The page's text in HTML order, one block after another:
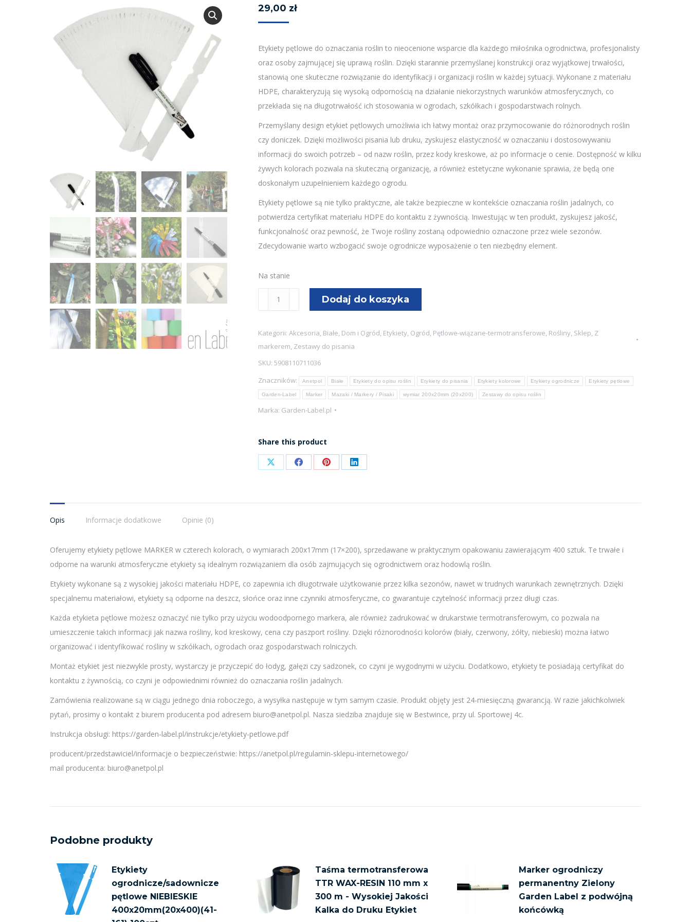
29,00 zł
Etykiety pętlowe do oznaczania roślin to nieocenione wsparcie dla każdego miłośnika ogrodnictwa, profesjonalisty
oraz osoby zajmującej się uprawą roślin. Dzięki starannie przemyślanej konstrukcji oraz wyjątkowej trwałości,
stanowią one skuteczne rozwiązanie do identyfikacji i organizacji roślin w każdej sytuacji. Wykonane z materiału
HDPE, charakteryzują się wysoką odpornością na działanie niekorzystnych warunków atmosferycznych, co
przekłada się na długotrwałość ich stosowania w ogrodach, szkółkach i gospodarstwach rolnych.
Przemyślany design etykiet pętlowych umożliwia ich łatwy montaż oraz przymocowanie do różnorodnych roślin
czy doniczek. Dzięki możliwości pisania lub druku, zyskujesz elastyczność w oznaczaniu i dostosowywaniu
informacji do swoich potrzeb – od nazw roślin, przez kody kreskowe, aż po informacje o cenie. Dostępność w kilku
żywych kolorach pozwala na skuteczną organizację, a również estetyczne wykonanie sprawia, że będą one
doskonałym uzupełnieniem każdego ogrodu.
Etykiety pętlowe są nie tylko praktyczne, ale także bezpieczne w kontekście oznaczania roślin jadalnych, co
potwierdza certyfikat materiału HDPE do kontaktu z żywnością. Inwestując w ten produkt, zyskujesz jakość,
funkcjonalność oraz pewność, że Twoje rośliny zostaną odpowiednio oznaczone przez wiele sezonów.
Zdecydowanie warto wzbogacić swoje ogrodnicze wyposażenie o ten niezbędny element.
Na stanie
Etykiety
Rośliny
MARKER
-
400
Sztuk
w
Kolorach
(200x17mm)
Dodaj do koszyka
Kategorii: Akcesoria, Białe, Dom i Ogród, Etykiety, Ogród, Pętlowe-wiązane-termotransferowe, Rośliny, Sklep, Z
markerem, Zestawy do pisania
SKU: 5908110711036
Znaczników:
Anetpol Białe Etykiety do opisu roślin Etykiety do pisania Etykiety kolorowe Etykiety ogrodnicze Etykiety pętlowe
Garden-Label Marker Mazaki / Markery / Pisaki wymiar 200x20mm (20x200) Zestawy do opisu roślin
Marka: Garden-Label.pl
Share this product
Share
X
Share
Facebook
Share
Pinterest
Share
LinkedIn
Opis Informacje dodatkowe Opinie (0)
Oferujemy etykiety pętlowe MARKER w czterech kolorach, o wymiarach 200x17mm (17×200), sprzedawane w praktycznym opakowaniu zawierającym 400 sztuk. Te trwałe i
odporne na warunki atmosferyczne etykiety są idealnym rozwiązaniem dla osób zajmujących się ogrodnictwem oraz hodowlą roślin.
Etykiety wykonane są z wysokiej jakości materiału HDPE, co zapewnia ich długotrwałe użytkowanie przez kilka sezonów, nawet w trudnych warunkach zewnętrznych. Dzięki
specjalnemu materiałowi, etykiety są odporne na deszcz, słońce oraz inne czynniki atmosferyczne, co gwarantuje czytelność informacji przez długi czas.
Każda etykieta pętlowe możesz oznaczyć nie tylko przy użyciu wodoodpornego markera, ale również zadrukować w drukarstwie termotransferowym, co pozwala na
umieszczenie takich informacji jak nazwa rośliny, kod kreskowy, cena czy paszport rośliny. Dzięki różnorodności kolorów (biały, czerwony, żółty, niebieski) można łatwo
organizować i identyfikować rośliny w szkółkach, ogrodach oraz gospodarstwach rolniczych.
Montaż etykiet jest niezwykle prosty, wystarczy je przyczepić do łodyg, gałęzi czy sadzonek, co czyni je wygodnymi w użyciu. Dodatkowo, etykiety te posiadają certyfikat do
kontaktu z żywnością, co czyni je odpowiednimi również do oznaczania roślin jadalnych.
Zamówienia realizowane są w ciągu jednego dnia roboczego, a wysyłka następuje w tym samym czasie. Produkt objęty jest 24-miesięczną gwarancją. W razie jakichkolwiek
pytań, prosimy o kontakt z biurem producenta pod adresem biuro@anetpol.pl. Nasza siedziba znajduje się w Bestwince, przy ul. Sportowej 4c.
Instrukcja obsługi: https://garden-label.pl/instrukcje/etykiety-petlowe.pdf
producent/przedstawiciel/informacje o bezpieczeństwie: https://anetpol.pl/regulamin-sklepu-internetowego/
mail producenta: biuro@anetpol.pl
Podobne produkty
Etykiety
ogrodnicze/sadownicze
pętlowe NIEBIESKIE
400x20mm(20x400)(41-
Taśma termotransferowa
TTR WAX-RESIN 110 mm x
300 m - Wysokiej Jakości
Kalka do Druku Etykiet
Marker ogrodniczy
permanentny Zielony
Garden Label z podwójną
końcówką